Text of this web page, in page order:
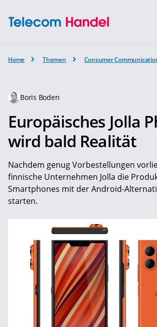
Home Themen Consumer
Boris Boden
Europäisches Jolla
wird bald Realität
Nachdem genug Vorbestellungen
finnische Unternehmen Jolla die
Smartphones mit der Android-
starten.